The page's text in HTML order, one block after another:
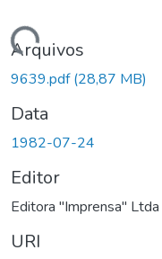
Carregando...
Arquivos
9639.pdf(28,87 MB)
Data
1982-07-24
Editor
Editora "Imprensa" Ltda
URI